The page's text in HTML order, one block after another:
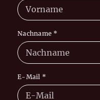
Nachname *
E-Mail *